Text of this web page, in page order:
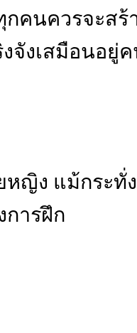
คนควรจะสร้
จังเสมือนอยู่
ญิง แม้กระทั่
ารฝึก